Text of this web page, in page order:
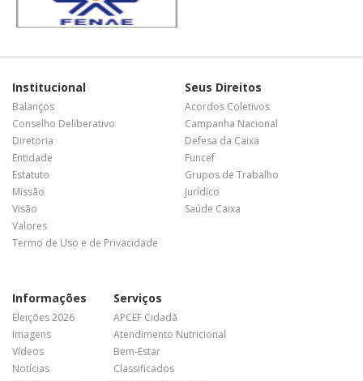
Institucional
Balanços
Conselho Deliberativo
Diretoria
Entidade
Estatuto
Missão
Visão
Valores
Termo de Uso e de Privacidade
Seus Direitos
Acordos Coletivos
Campanha Nacional
Defesa da Caixa
Funcef
Grupos de Trabalho
Jurídico
Saúde Caixa
Informações
Eleições 2026
Imagens
Vídeos
Notícias
Serviços
APCEF Cidadã
Atendimento Nutricional
Bem-Estar
Classificados